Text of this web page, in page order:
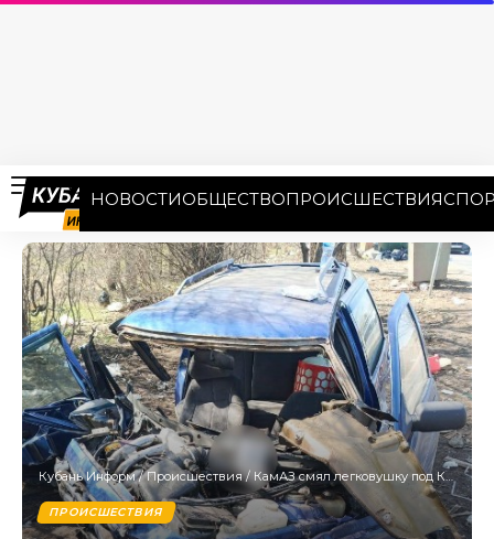
НОВОСТИОБЩЕСТВОПРОИСШЕСТВИЯ
Кубань Информ/Происшествия/КамАЗ смял легковушку под Краснодаром
ПРОИСШЕСТВИЯ